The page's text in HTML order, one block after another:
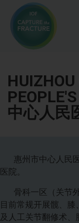
中心人民
惠州市中心人民医
医院。
骨科一区（关节外
目前常规开展髋、
及人工关节翻修术